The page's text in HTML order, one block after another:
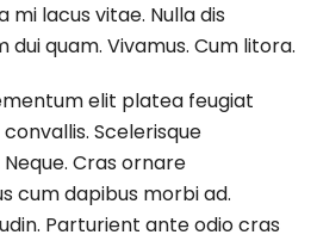
lacus vitae. Nulla dis
dui quam. Vivamus. Cum litora.
elit platea feugiat
Scelerisque
Cras ornare
cum dapibus morbi ad.
Parturient ante odio cras